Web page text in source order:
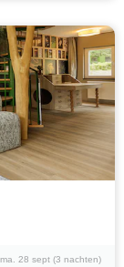
28 sept (3 nachten)